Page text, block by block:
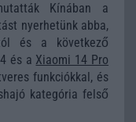
Kínában a
nyerhetünk abba,
és a következő
és a Xiaomi 14 Pro
funkciókkal, és
kategória felső